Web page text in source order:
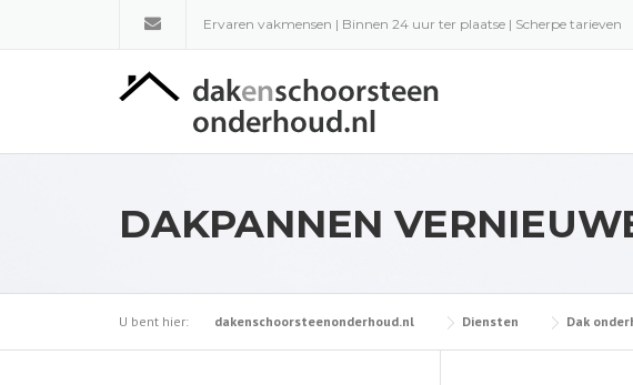
Ervaren vakmensen | Binnen 24 uur ter plaatse | Scherpe tarieven
DAKPANNEN
U bent hier: dakenschoorsteenonderhoud.nl Diensten Dak